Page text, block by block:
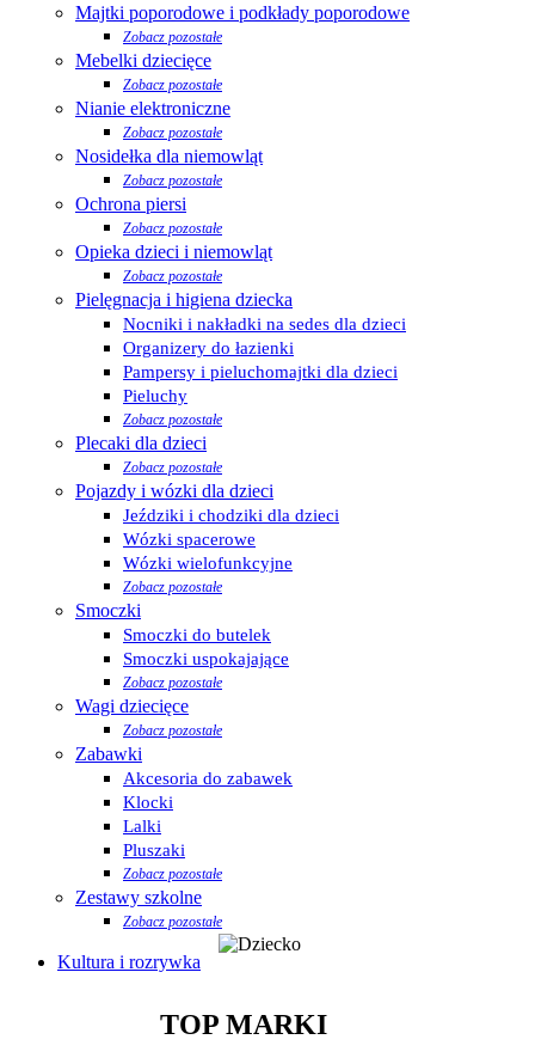
Majtki poporodowe i podkłady poporodowe
Zobacz pozostałe
Mebelki dziecięce
Zobacz pozostałe
Nianie elektroniczne
Zobacz pozostałe
Nosidełka dla niemowląt
Zobacz pozostałe
Ochrona piersi
Zobacz pozostałe
Opieka dzieci i niemowląt
Zobacz pozostałe
Pielęgnacja i higiena dziecka
Nocniki i nakładki na sedes dla dzieci
Organizery do łazienki
Pampersy i pieluchomajtki dla dzieci
Pieluchy
Zobacz pozostałe
Plecaki dla dzieci
Zobacz pozostałe
Pojazdy i wózki dla dzieci
Jeździki i chodziki dla dzieci
Wózki spacerowe
Wózki wielofunkcyjne
Zobacz pozostałe
Smoczki
Smoczki do butelek
Smoczki uspokajające
Zobacz pozostałe
Wagi dziecięce
Zobacz pozostałe
Zabawki
Akcesoria do zabawek
Klocki
Lalki
Pluszaki
Zobacz pozostałe
Zestawy szkolne
Zobacz pozostałe
Kultura i rozrywka
TOP MARKI